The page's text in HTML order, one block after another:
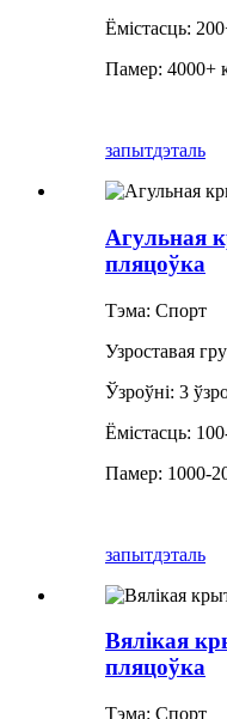
Ёмістасць:
Памер: 4000+
запытдэталь
Агульная
пляцоўка
Тэма: Спорт
Узроставая
Ўзроўні: 3
Ёмістасць:
Памер: 1000-
запытдэталь
Вялікая
пляцоўка
Тэма: Спорт